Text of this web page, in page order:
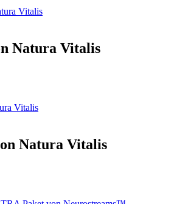
Natura Vitalis
Natura Vitalis